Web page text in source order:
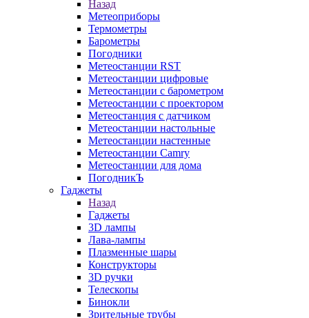
Назад
Метеоприборы
Термометры
Барометры
Погодники
Метеостанции RST
Метеостанции цифровые
Метеостанции с барометром
Метеостанции с проектором
Метеостанция с датчиком
Метеостанции настольные
Метеостанции настенные
Метеостанции Camry
Метеостанции для дома
ПогодникЪ
Гаджеты
Назад
Гаджеты
3D лампы
Лава-лампы
Плазменные шары
Конструкторы
3D ручки
Телескопы
Бинокли
Зрительные трубы